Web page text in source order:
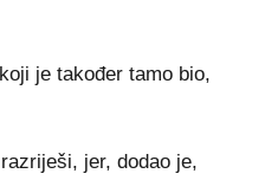
je također tamo bio,
jer, dodao je,